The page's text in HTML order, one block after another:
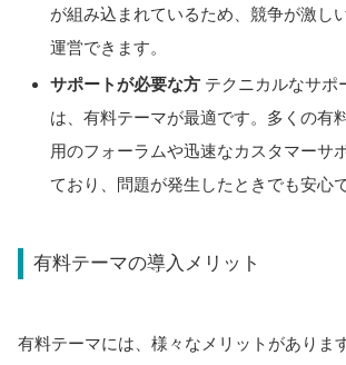
が組み込まれているため、競争が激し
運営できます。
サポートが必要な方 テクニカルなサポ
は、有料テーマが最適です。多くの有
用のフォーラムや迅速なカスタマーサ
ており、問題が発生したときでも安心で
有料テーマの導入メリット
有料テーマには、様々なメリットがありま